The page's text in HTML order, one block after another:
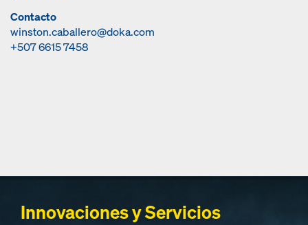
Contacto
winston.caballero@doka.com
+507 6615 7458
Innovaciones y Servicios